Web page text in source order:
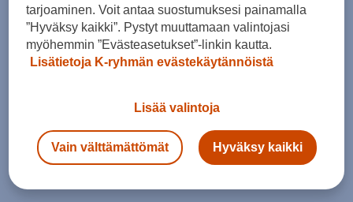
tarjoaminen. Voit antaa suostumuksesi painamalla
”Hyväksy kaikki”. Pystyt muuttamaan valintojasi
myöhemmin ”Evästeasetukset”-linkin kautta.
Lisätietoja K-ryhmän evästekäytännöistä
Lisää valintoja
Vain välttämättömät Hyväksy kaikki